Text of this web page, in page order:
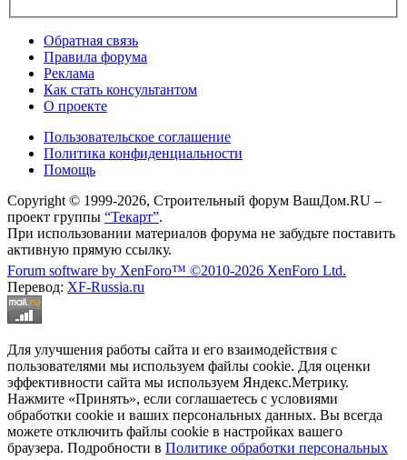
Обратная связь
Правила форума
Реклама
Как стать консультантом
О проекте
Пользовательское соглашение
Политика конфиденциальности
Помощь
Copyright © 1999-2026, Строительный форум ВашДом.RU –
проект группы “Текарт”.
При использовании материалов форума не забудьте поставить
активную прямую ссылку.
Forum software by XenForo™ ©2010-2026 XenForo Ltd.
Перевод: XF-Russia.ru
Для улучшения работы сайта и его взаимодействия с
пользователями мы используем файлы cookie. Для оценки
эффективности сайта мы используем Яндекс.Метрику.
Нажмите «Принять», если соглашаетесь с условиями
обработки cookie и ваших персональных данных. Вы всегда
можете отключить файлы cookie в настройках вашего
браузера. Подробности в Политике обработки персональных